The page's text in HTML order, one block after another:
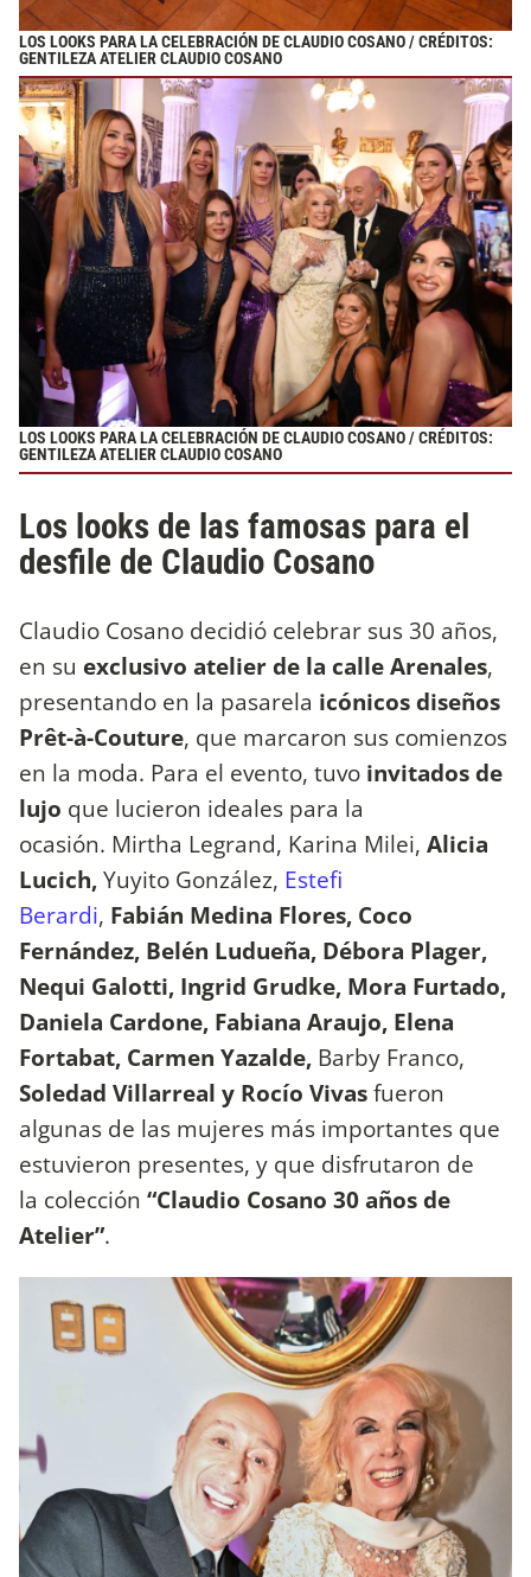
LOS LOOKS PARA LA CELEBRACIÓN DE CLAUDIO COSANO / CRÉDITOS:
GENTILEZA ATELIER CLAUDIO COSANO
LOS LOOKS PARA LA CELEBRACIÓN DE CLAUDIO COSANO / CRÉDITOS:
GENTILEZA ATELIER CLAUDIO COSANO
Los looks de las famosas para el
desfile de Claudio Cosano
Claudio Cosano decidió celebrar sus 30 años,
en su exclusivo atelier de la calle Arenales,
presentando en la pasarela icónicos diseños
Prêt-à-Couture, que marcaron sus comienzos
en la moda. Para el evento, tuvo invitados de
lujo que lucieron ideales para la
ocasión. Mirtha Legrand, Karina Milei, Alicia
Lucich,Yuyito González, Estefi
Berardi, Fabián Medina Flores, Coco
Fernández, Belén Ludueña, Débora Plager,
Nequi Galotti, Ingrid Grudke, Mora Furtado,
Daniela Cardone, Fabiana Araujo, Elena
Fortabat, Carmen Yazalde, Barby Franco,
Soledad Villarreal y Rocío Vivasfueron
algunas de las mujeres más importantes que
estuvieron presentes, y que disfrutaron de
la colección “Claudio Cosano 30 años de
Atelier”.